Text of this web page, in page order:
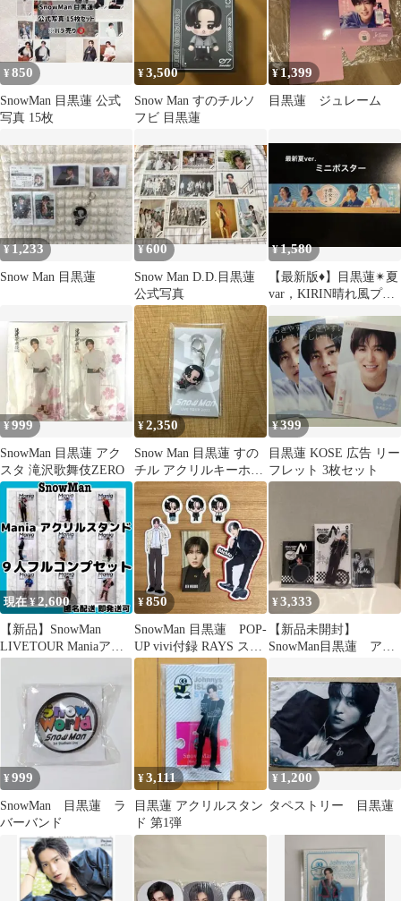
¥850
SnowMan 目黒蓮 公式
写真 15枚
¥3,500
Snow Man すのチルソ
フビ 目黒蓮
¥1,399
目黒蓮 ジュレーム
¥1,233
Snow Man 目黒蓮
¥600
Snow Man D.D.目黒蓮
公式写真
¥1,580
【最新版♦️】目黒蓮✴︎夏
var，KIRIN晴れ風プロ
田美桜
¥999
SnowMan 目黒蓮 アク
スタ 滝沢歌舞伎ZERO
¥2,350
Snow Man 目黒蓮 すの
チル アクリルキーホル
ダー
¥399
目黒蓮 KOSE 広告 リー
フレット 3枚セット
現在 ¥2,600
【新品】SnowMan
LIVETOUR Maniaアク
¥850
SnowMan 目黒蓮 POP-
UP vivi付録 RAYS ステ
ッカー
¥3,333
【新品未開封】
SnowMan目黒蓮 アク
クリアステッカー
¥999
SnowMan 目黒蓮 ラ
バーバンド
¥3,111
目黒蓮 アクリルスタン
ド 第1弾
¥ 1,200
タペストリー 目黒蓮